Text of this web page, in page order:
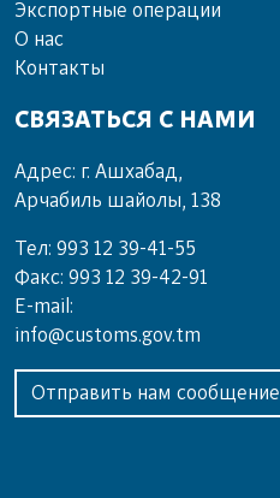
Экспортные операции
О нас
Контакты
СВЯЗАТЬСЯ С НАМИ
Адрес: г. Ашхабад,
Арчабиль шайолы, 138
Тел: 993 12 39-41-55
Факс: 993 12 39-42-91
E-mail:
info@customs.gov.tm
Отправить нам сообщение